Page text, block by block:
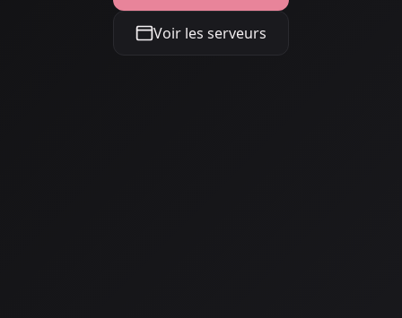
Voir les serveurs